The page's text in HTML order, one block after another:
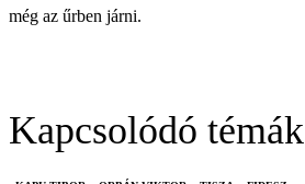
még az űrben járni.
Kapcsolódó témák